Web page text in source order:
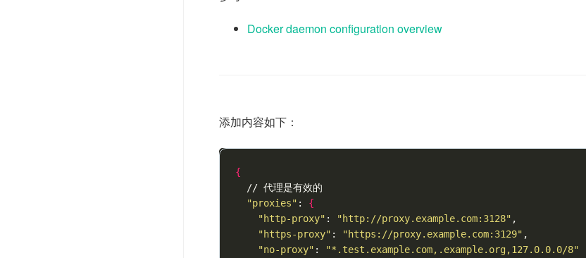
Docker daemon configuration overview
添加内容如下：
{
  // 代理是有效的
"proxies" : {
"http-proxy" : "http://proxy.example.com:3128" ,
"https-proxy" : "https://proxy.example.com:3129" ,
"no-proxy" :
"*.test.example.com,.example.org,127.0.0.0/8"